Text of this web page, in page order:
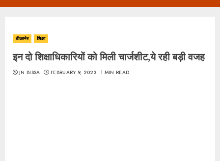
Menu
बीकानेर शिक्षा
इन दो शिक्षाधिकारियों को मिली चार्जशीट,ये रही बड़ी वजह
JN BISSA FEBRUARY 9, 2023 1 MIN READ